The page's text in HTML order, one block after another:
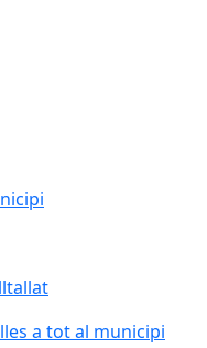
a tot al municipi